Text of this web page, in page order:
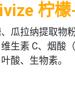
柠
瓜拉纳提取物
生素 C、烟酸
酸、生物素。